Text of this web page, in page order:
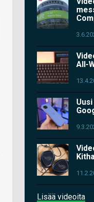
All-
Lisää videoita